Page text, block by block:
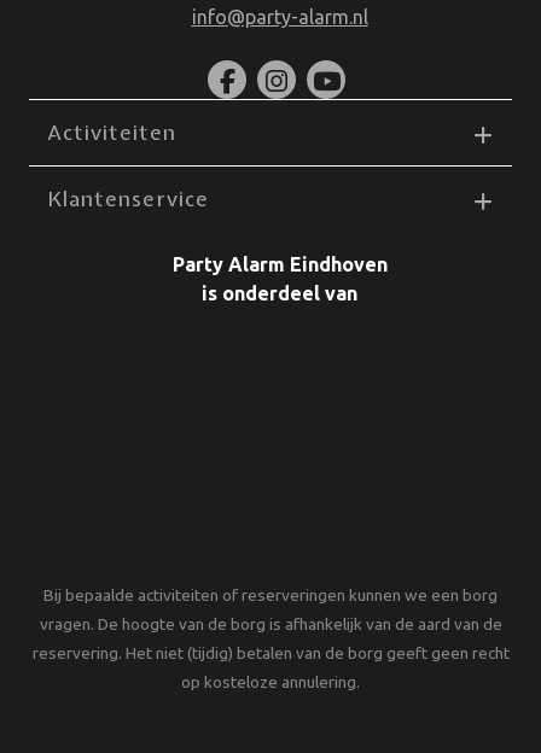
info@party-alarm.nl
Activiteiten
Klantenservice
Party Alarm Eindhoven
is onderdeel van
Bij bepaalde activiteiten of reserveringen kunnen we een borg
vragen. De hoogte van de borg is afhankelijk van de aard van de
reservering. Het niet (tijdig) betalen van de borg geeft geen recht
op kosteloze annulering.